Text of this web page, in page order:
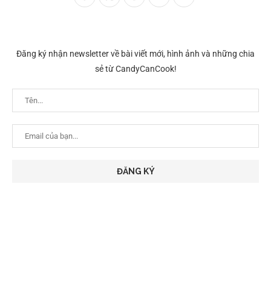
Đăng ký nhận newsletter về bài viết mới, hình ảnh và những chia
sẻ từ CandyCanCook!